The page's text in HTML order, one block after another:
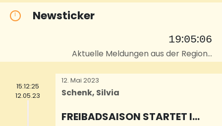
Newsticker
19:05:06
Aktuelle Meldungen aus der Region...
15:12:25
12.05.23
12. Mai 2023
Schenk, Silvia
FREIBADSAISON STARTET IM